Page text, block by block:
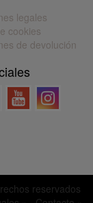
legales
cookies
de devolución
reservados